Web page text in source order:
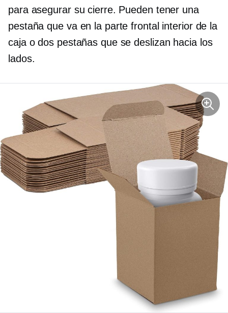
para asegurar su cierre. Pueden tener una
pestaña que va en la parte frontal interior de la
caja o dos pestañas que se deslizan hacia los
lados.